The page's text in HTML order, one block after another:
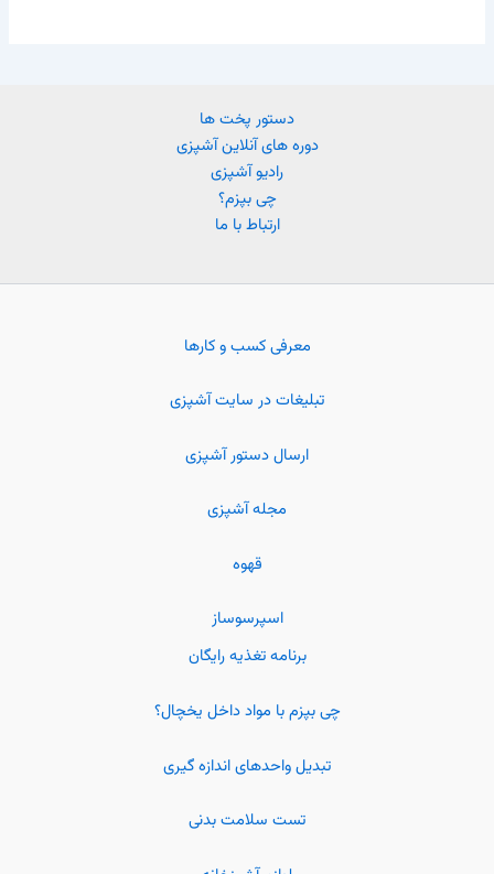
دستور پخت ها
دوره های آنلاین آشپزی
رادیو آشپزی
چی بپزم؟
ارتباط با ما
معرفی کسب و کارها
تبلیغات در سایت آشپزی
ارسال دستور آشپزی
مجله آشپزی
قهوه
اسپرسوساز
برنامه تغذیه رایگان
چی بپزم با مواد داخل یخچال؟
تبدیل واحدهای اندازه گیری
تست سلامت بدنی